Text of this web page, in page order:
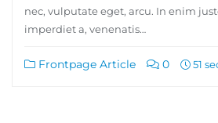
nec, vulputate eget, arcu. In enim
imperdiet a, venenatis…
Frontpage Article 0 51